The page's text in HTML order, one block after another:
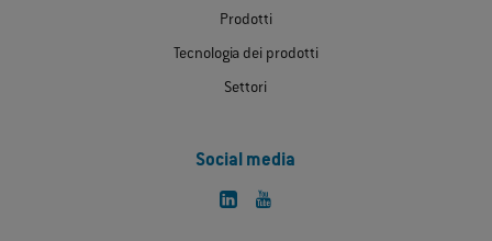
Prodotti
Tecnologia dei prodotti
Settori
Social media